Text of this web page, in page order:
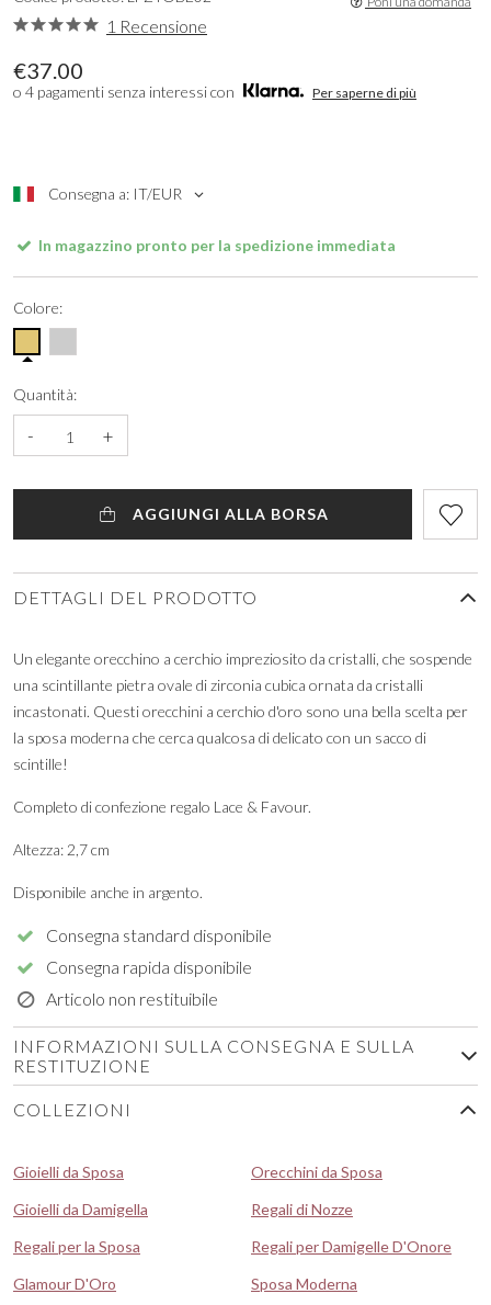
€37.00
o 4 pagamenti senza interessi con Per saperne di più
Consegna a: IT/EUR
1 Recensione
In magazzino pronto per la spedizione immediata
Colore:
Quantità:
- +
AGGIUNGI ALLA BORSA
DETTAGLI DEL PRODOTTO
Un elegante orecchino a cerchio impreziosito da cristalli, che sospende
una scintillante pietra ovale di zirconia cubica ornata da cristalli
incastonati. Questi orecchini a cerchio d'oro sono una bella scelta per
la sposa moderna che cerca qualcosa di delicato con un sacco di
scintille!
Completo di confezione regalo Lace & Favour.
Altezza: 2,7 cm
Disponibile anche in argento.
Consegna standard disponibile
Consegna rapida disponibile
Articolo non restituibile
INFORMAZIONI SULLA CONSEGNA E SULLA
RESTITUZIONE
COLLEZIONI
Gioielli da Sposa
Orecchini da Sposa
Gioielli da Damigella
Regali di Nozze
Regali per la Sposa
Regali per Damigelle D'Onore
Glamour D'Oro
Sposa Moderna